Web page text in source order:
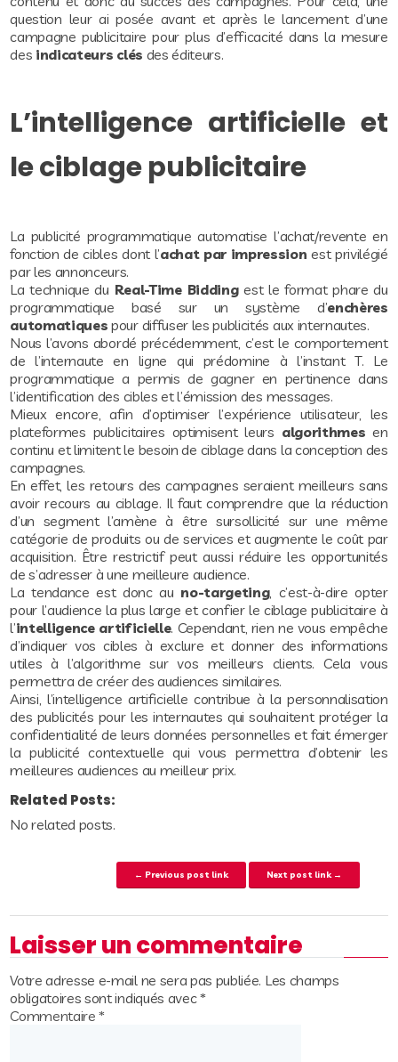
question leur ai posée avant et après le lancement d’une
campagne publicitaire pour plus d’efficacité dans la mesure
des indicateurs clés des éditeurs.
L’intelligence artificielle et
le ciblage publicitaire
La publicité programmatique automatise l’achat/revente en
fonction de cibles dont l’achat par impression est privilégié
par les annonceurs.
La technique du Real-Time Biddingest le format phare du
programmatique basé sur un système d’enchères
automatiques pour diffuser les publicités aux internautes.
Nous l’avons abordé précédemment, c’est le comportement
de l’internaute en ligne qui prédomine à l’instant T. Le
programmatique a permis de gagner en pertinence dans
l’identification des cibles et l’émission des messages.
Mieux encore, afin d’optimiser l’expérience utilisateur, les
plateformes publicitaires optimisent leurs algorithmes en
continu et limitent le besoin de ciblage dans la conception des
campagnes.
En effet, les retours des campagnes seraient meilleurs sans
avoir recours au ciblage. Il faut comprendre que la réduction
d’un segment l’amène à être sursollicité sur une même
catégorie de produits ou de services et augmente le coût par
acquisition. Être restrictif peut aussi réduire les opportunités
de s’adresser à une meilleure audience.
La tendance est donc au no-targeting, c’est-à-dire opter
pour l’audience la plus large et confier le ciblage publicitaire à
l’intelligence artificielle. Cependant, rien ne vous empêche
d’indiquer vos cibles à exclure et donner des informations
utiles à l’algorithme sur vos meilleurs clients. Cela vous
permettra de créer des audiences similaires.
Ainsi, l’intelligence artificielle contribue à la personnalisation
des publicités pour les internautes qui souhaitent protéger la
confidentialité de leurs données personnelles et fait émerger
la publicité contextuelle qui vous permettra d’obtenir les
meilleures audiences au meilleur prix.
Related Posts:
No related posts.
Post navigation
← Previous post link Next post link →
Laisser un commentaire
Votre adresse e-mail ne sera pas publiée. Les champs
obligatoires sont indiqués avec*
Commentaire*